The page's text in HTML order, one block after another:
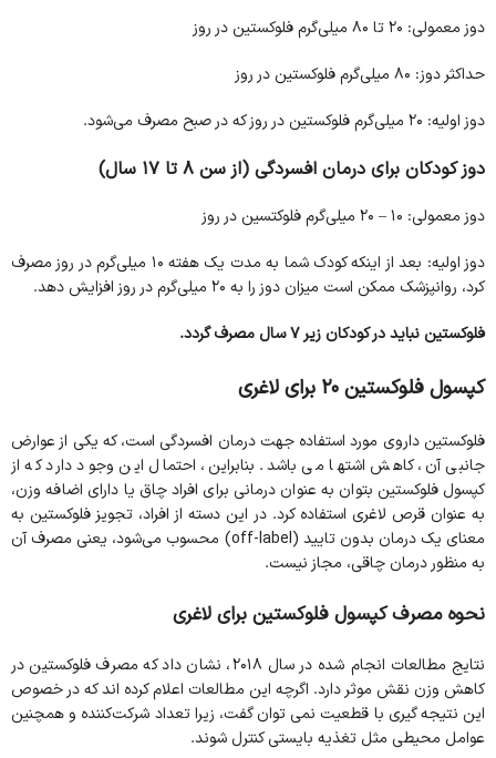
دوز معمولی: ۲۰ تا ۸۰ میلی‌گرم فلوکستین در روز
حداکثر دوز: ۸۰ میلی‌گرم فلوکستین در روز
دوز اولیه: ۲۰ میلی‌گرم فلوکستین در روز که در صبح مصرف می‌شود.
دوز کودکان برای درمان افسردگی (از سن ۸ تا ۱۷ سال)
دوز معمولی: ۱۰ – ۲۰ میلی‌گرم فلوکتسین در روز
دوز اولیه: بعد از اینکه کودک شما به مدت یک هفته ۱۰ میلی‌گرم در روز مصرف
کرد، روانپزشک ممکن است میزان دوز را به ۲۰ میلی‌گرم در روز افزایش دهد.
فلوکستین نباید در کودکان زیر ۷ سال مصرف گردد.
کپسول فلوکستین ۲۰ برای لاغری
فلوکستین داروی مورد استفاده جهت درمان افسردگی است، که یکی از عوارض
جانبی آن، کاهش اشتها می باشد. بنابراین، احتمال این وجود دارد که از
کپسول فلوکستین بتوان به عنوان درمانی برای افراد چاق یا دارای اضافه وزن،
به عنوان قرص لاغری استفاده کرد. در این دسته از افراد، تجویز فلوکستین به‌
معنای یک درمان بدون تایید (off-label) محسوب می‌شود، یعنی مصرف آن
به منظور درمان چاقی، مجاز نیست.
نحوه مصرف کپسول فلوکستین برای لاغری
نتایج مطالعات انجام شده در سال ۲۰۱۸، نشان داد که مصرف فلوکستین در
کاهش وزن نقش موثر دارد. اگرچه این مطالعات اعلام کرده اند که در خصوص
این نتیجه گیری با قطعیت نمی توان گفت، زیرا تعداد شرکت‌کننده و همچنین
عوامل محیطی مثل تغذیه بایستی کنترل شوند.